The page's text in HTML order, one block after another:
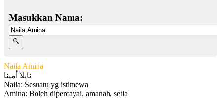
Masukkan Nama:
Naila Amina
نايلا أمينا
Naila: Sesuatu yg istimewa
Amina: Boleh dipercayai, amanah, setia